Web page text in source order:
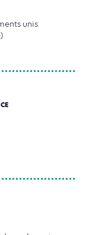
unis